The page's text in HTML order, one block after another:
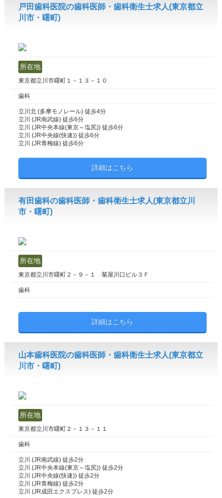
戸田歯科医院の歯科医師・歯科衛生士求人(東京都立
川市・曙町)
所在地
東京都立川市曙町１－１３－１０
歯科
立川北 (多摩モノレール) 徒歩4分
立川 (JR南武線) 徒歩6分
立川 (JR中央本線(東京～塩尻)) 徒歩6分
立川 (JR中央線(快速)) 徒歩6分
立川 (JR青梅線) 徒歩6分
詳細はこちら
有田歯科の歯科医師・歯科衛生士求人(東京都立川
市・曙町)
所在地
東京都立川市曙町２－９－１ 菊屋川口ビル３Ｆ
歯科
詳細はこちら
山本歯科医院の歯科医師・歯科衛生士求人(東京都立
川市・曙町)
所在地
東京都立川市曙町２－１３－１１
歯科
立川 (JR南武線) 徒歩2分
立川 (JR中央本線(東京～塩尻)) 徒歩2分
立川 (JR中央線(快速)) 徒歩2分
立川 (JR青梅線) 徒歩2分
立川 (JR成田エクスプレス) 徒歩2分